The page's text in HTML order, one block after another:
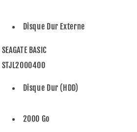
Disque Dur Externe
SEAGATE BASIC
STJL2000400
Disque Dur (HDD)
2000 Go